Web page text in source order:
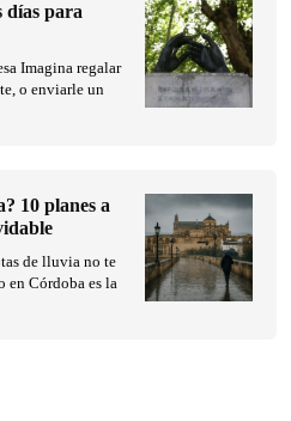
días para
Imagina regalar
o enviarle un
10 planes a
de lluvia no te
en Córdoba es la